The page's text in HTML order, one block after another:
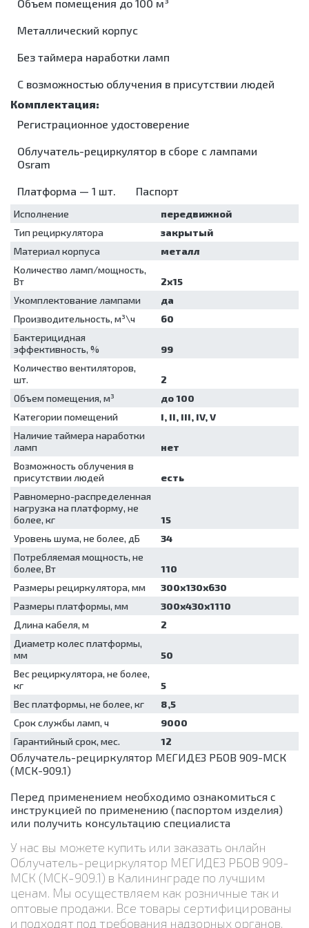
дезинфицирующие
эндоскопов
Ультразвуковые
Упаковочные
Установки
медицинских
Шкафы для
хранения
стерильных
Шкафы
сушильные
хранения
стерильных
инструментов
Кипятильники
дезинфекционные
Контейнеры
дезинфекции
Коробки
Машины
моюще-
Мойки для
Стерилизаторы
Ультразвуковые
ванны/
Упаковочные
Установки
для
медицинских
Шкафы для
стерильных
эндоскопов
сушильные
и
дезинфекция
помещений
Лампы
бактерицидные
Облучатели
Аппараты
для
дезинфекции
УЗИ
принадлежности
кардиорегистраторы
Барани
Суточные
АД
аппараты
Рециркуляторы
Насосы
Жгуты
Ларингоскопы
Термоконтейнеры
Электрокардиографы
Холодильники
Морозильники
Объем помещения до 100 м³
Металлический корпус
Без таймера наработки ламп
С возможностью облучения в присутствии людей
Регистрационное удостоверение
Облучатель-рециркулятор в сборе с лампами
Osram
Платформа — 1 шт. Паспорт
Исполнение
передвижной
Тип рециркулятора
закрытый
Материал корпуса
металл
Количество ламп/мощность,
Вт
2х15
Укомплектование лампами
да
Производительность, м³\ч
60
Бактерицидная
эффективность, %
99
Количество вентиляторов,
шт.
2
Объем помещения, м³
до 100
Категории помещений
I, II, III, IV, V
Наличие таймера наработки
ламп
нет
Возможность облучения в
присутствии людей
есть
Равномерно-распределенная
нагрузка на платформу, не
более, кг
15
Уровень шума, не более, дБ
34
Потребляемая мощность, не
более, Вт
110
Размеры рециркулятора, мм
300х130х630
Размеры платформы, мм
300х430х1110
Длина кабеля, м
2
Диаметр колес платформы,
мм
50
Вес рециркулятора, не более,
кг
5
Вес платформы, не более, кг
8,5
Срок службы ламп, ч
9000
Гарантийный срок, мес.
12
Облучатель-рециркулятор МЕГИДЕЗ РБОВ 909-МСК
(МСК-909.1)
Перед применением необходимо ознакомиться с
инструкцией по применению (паспортом изделия)
или получить консультацию специалиста
У нас вы можете купить или заказать онлайн
Облучатель-рециркулятор МЕГИДЕЗ РБОВ 909-
МСК (МСК-909.1) в Калининграде по лучшим
ценам. Мы осуществляем как розничные так и
оптовые продажи. Все товары сертифицированы
и подходят под требования надзорных органов.